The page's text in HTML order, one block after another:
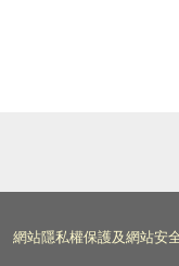
網站隱私權保護及網站安